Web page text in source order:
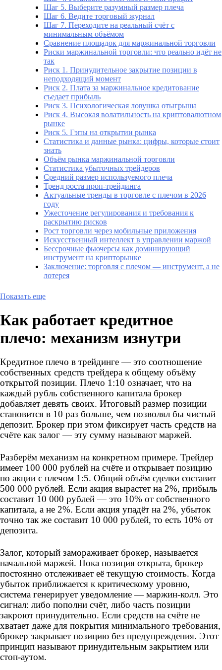
Шаг 5. Выберите разумный размер плеча
Шаг 6. Ведите торговый журнал
Шаг 7. Переходите на реальный счёт с
минимальным объёмом
Сравнение площадок для маржинальной торговли
Риски маржинальной торговли: что реально идёт не
так
Риск 1. Принудительное закрытие позиции в
неподходящий момент
Риск 2. Плата за маржинальное кредитование
съедает прибыль
Риск 3. Психологическая ловушка отыгрыша
Риск 4. Высокая волатильность на криптовалютном
рынке
Риск 5. Гэпы на открытии рынка
Статистика и данные рынка: цифры, которые стоит
знать
Объём рынка маржинальной торговли
Статистика убыточных трейдеров
Средний размер используемого плеча
Тренд роста проп-трейдинга
Актуальные тренды в торговле с плечом в 2026
году
Ужесточение регулирования и требования к
раскрытию рисков
Рост торговли через мобильные приложения
Искусственный интеллект в управлении маржой
Бессрочные фьючерсы как доминирующий
инструмент на крипторынке
Заключение: торговля с плечом — инструмент, а не
лотерея
Показать еще
Как работает кредитное
плечо: механизм изнутри
Кредитное плечо в трейдинге — это соотношение
собственных средств трейдера к общему объёму
открытой позиции. Плечо 1:10 означает, что на
каждый рубль собственного капитала брокер
добавляет девять своих. Итоговый размер позиции
становится в 10 раз больше, чем позволял бы чистый
депозит. Брокер при этом фиксирует часть средств на
счёте как залог — эту сумму называют маржей.
Разберём механизм на конкретном примере. Трейдер
имеет 100 000 рублей на счёте и открывает позицию
по акции с плечом 1:5. Общий объём сделки составит
500 000 рублей. Если акция вырастет на 2%, прибыль
составит 10 000 рублей — это 10% от собственного
капитала, а не 2%. Если акция упадёт на 2%, убыток
точно так же составит 10 000 рублей, то есть 10% от
депозита.
Залог, который замораживает брокер, называется
начальной маржей. Пока позиция открыта, брокер
постоянно отслеживает её текущую стоимость. Когда
убыток приближается к критическому уровню,
система генерирует уведомление — маржин-колл. Это
сигнал: либо пополни счёт, либо часть позиции
закроют принудительно. Если средств на счёте не
хватает даже для покрытия минимального требования,
брокер закрывает позицию без предупреждения. Этот
принцип называют принудительным закрытием или
стоп-аутом.